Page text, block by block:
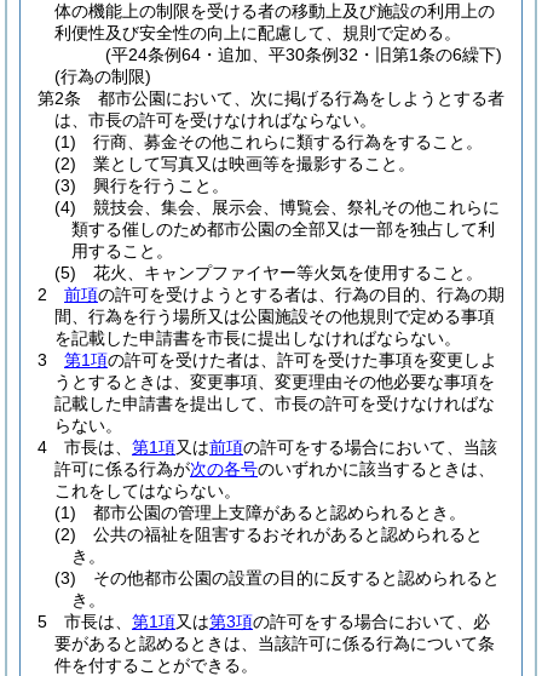
体の機能上の制限を受ける者の移動上及び施設の利用上の
利便性及び安全性の向上に配慮して、規則で定める。
(平24条例64・追加、平30条例32・旧第1条の6繰下)
(行為の制限)
第2条
都市公園において、次に掲げる行為をしようとする者
は、市長の許可を受けなければならない。
(1)
行商、募金その他これらに類する行為をすること。
(2)
業として写真又は映画等を撮影すること。
(3)
興行を行うこと。
(4)
競技会、集会、展示会、博覧会、祭礼その他これらに
類する催しのため都市公園の全部又は一部を独占して利
用すること。
(5)
花火、キャンプファイヤー等火気を使用すること。
2
前項の許可を受けようとする者は、行為の目的、行為の期
間、行為を行う場所又は公園施設その他規則で定める事項
を記載した申請書を市長に提出しなければならない。
3
第1項の許可を受けた者は、許可を受けた事項を変更しよ
うとするときは、変更事項、変更理由その他必要な事項を
記載した申請書を提出して、市長の許可を受けなければな
らない。
4
市長は、 第1項又は前項の許可をする場合において、当該
許可に係る行為が次の各号のいずれかに該当するときは、
これをしてはならない。
(1)
都市公園の管理上支障があると認められるとき。
(2)
公共の福祉を阻害するおそれがあると認められると
き。
(3)
その他都市公園の設置の目的に反すると認められると
き。
5
市長は、 第1項又は第3項の許可をする場合において、必
要があると認めるときは、当該許可に係る行為について条
件を付することができる。